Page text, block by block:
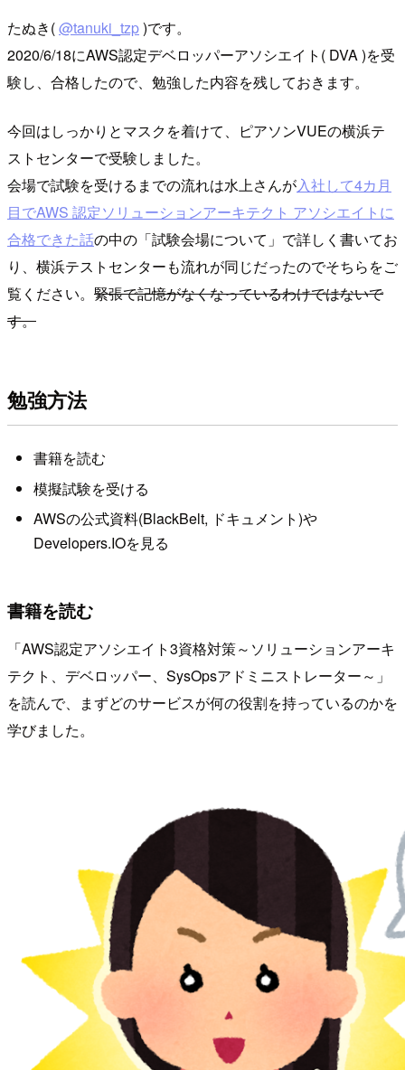
たぬき(@tanuki_tzp)です。
2020/6/18にAWS認定デベロッパーアソシエイト( DVA )を受
験し、合格したので、勉強した内容を残しておきます。
今回はしっかりとマスクを着けて、ピアソンVUEの横浜テ
ストセンターで受験しました。
会場で試験を受けるまでの流れは水上さんが入社して4カ月
目でAWS 認定ソリューションアーキテクト アソシエイトに
合格できた話の中の「試験会場について」で詳しく書いてお
り、横浜テストセンターも流れが同じだったのでそちらをご
覧ください。 緊張で記憶がなくなっているわけではないで
す。
勉強方法
書籍を読む
模擬試験を受ける
AWSの公式資料(BlackBelt, ドキュメント)や
Developers.IOを見る
書籍を読む
「AWS認定アソシエイト3資格対策～ソリューションアーキ
テクト、デベロッパー、SysOpsアドミニストレーター～」
を読んで、まずどのサービスが何の役割を持っているのかを
学びました。